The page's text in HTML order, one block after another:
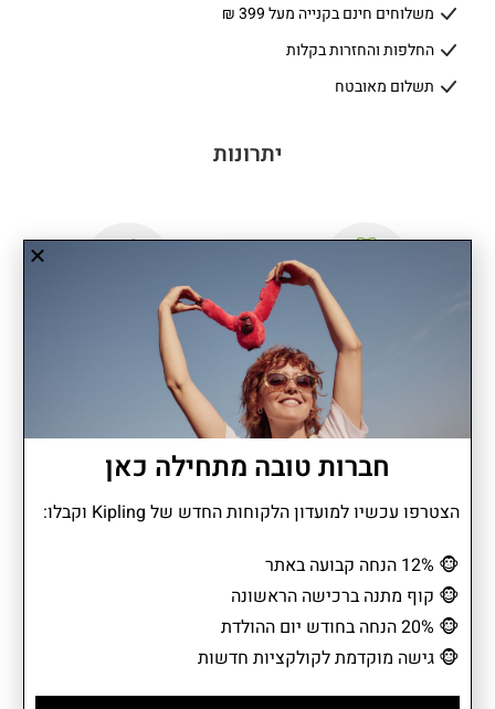
משלוחים חינם בקנייה מעל 399 ₪
החלפות והחזרות בקלות
תשלום מאובטח
יתרונות
שנתיים אחריות
CASH BUDDY הוא הארנק הקטן שאת תמיד שמחה למצוא בתיק.
למרות המידות הקומפקטיות שלו, הוא מציע חלוקה פנימית נוחה עם שני
תאים פתוחים ותא מרכזי סגור ברוכסן. כך כל מטבע, שטר קטן או כרטיס
מוצאים את מקומם בקלות. הוא נכנס לכל תיק מבלי לתפוס מקום מיותר
ותמיד נותן תחושת סדר ושליטה גם ברגעים הקטנים של היום.
מידע נוסף
• תא עם סגירת רוכסן המכיל 2
תאים פתוחים.
חברות טובה מתחילה כאן
הצטרפו עכשיו למועדון הלקוחות החדש של Kipling וקבלו:
🐵
🐵 קוף מתנה ברכישה הראשונה
🐵
🐵 גישה מוקדמת לקולקציות חדשות